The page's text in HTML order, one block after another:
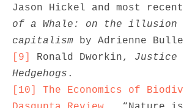
Jason Hickel and most
of a Whale: on the illusion
capitalism
[9]
Ronald Dworkin, Justice
Hedgehogs
[10]
The Economics of